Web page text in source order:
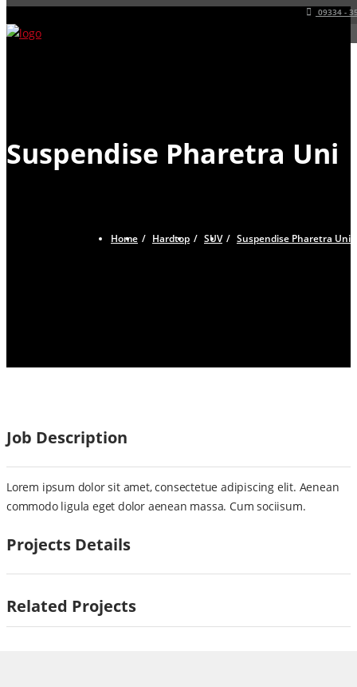
09334 -
Suspendise Pharetra Uni
Home Hardtop SUV Suspendise Pharetra Uni
Job Description
Lorem ipsum dolor sit amet, consectetue adipiscing elit. Aenean
commodo ligula eget dolor aenean massa. Cum sociisum.
Projects Details
Related Projects